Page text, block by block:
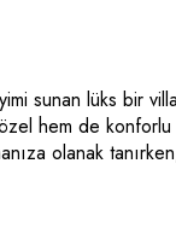
sunan lüks bir
hem de konforlu
olanak
bir